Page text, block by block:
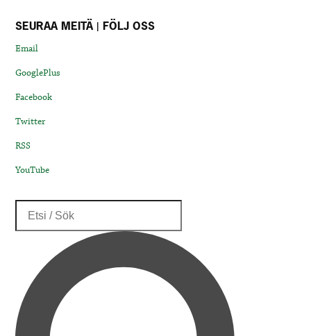
SEURAA MEITÄ | FÖLJ OSS
Email
GooglePlus
Facebook
Twitter
RSS
YouTube